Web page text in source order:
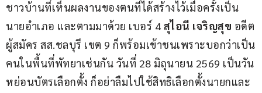
ชาวบ้านที่เห็นผลงานของตนที่ได้สร้างไว้เมื่อครั้งเป็น
นายอำเภอ และตามมาด้วย เบอร์ 4 สุไอนี เจริญสุข อดีต
ผู้สมัคร สส.ชลบุรี เขต 9 ก็พร้อมเข้าชนเพราะบอกว่าเป็น
คนในพื้นที่พัทยาเช่นกัน วันที่ 28 มิถุนายน 2569 เป็นวัน
หย่อนบัตรเลือกตั้ง ก็อย่าลืมไปใช้สิทธิเลือกตั้งนายกและ